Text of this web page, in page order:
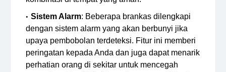
Sistem Alarm: Beberapa brankas dilengkapi
dengan sistem alarm yang akan berbunyi jika
upaya pembobolan terdeteksi. Fitur ini memberi
peringatan kepada Anda dan juga dapat menarik
perhatian orang di sekitar untuk mencegah